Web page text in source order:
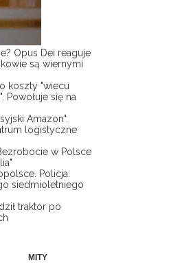
Opus Dei reaguje
są wiernymi
koszty "wiecu
Powołuje się na
Amazon".
logistyczne
w Polsce
Policja:
siedmioletniego
traktor po
MITY